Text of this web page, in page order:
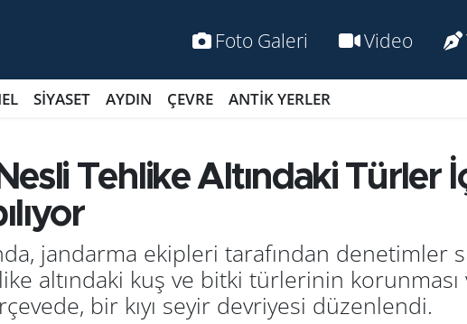
Foto Galeri Video
SİYASET AYDIN ÇEVRE ANTİK YERLER
Tehlike Altındaki Türler
jandarma ekipleri tarafından
altındaki kuş ve bitki türlerinin korunması
bir kıyı seyir devriyesi düzenlendi.